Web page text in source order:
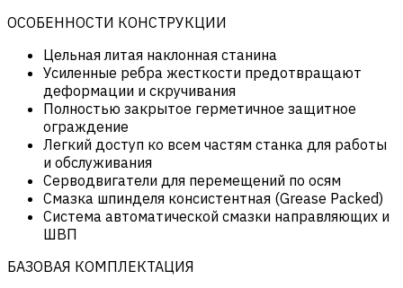
ОСОБЕННОСТИ КОНСТРУКЦИИ
Цельная литая наклонная станина
Усиленные ребра жесткости предотвращают
деформации и скручивания
Полностью закрытое герметичное защитное
ограждение
Легкий доступ ко всем частям станка для работы
и обслуживания
Серводвигатели для перемещений по осям
Смазка шпинделя консистентная (Grease Packed)
Система автоматической смазки направляющих и
ШВП
БАЗОВАЯ КОМПЛЕКТАЦИЯ